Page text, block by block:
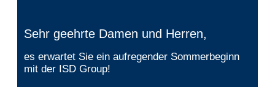
Sehr geehrte Damen und Herren,
es erwartet Sie ein aufregender Sommerbeginn
mit der ISD Group!